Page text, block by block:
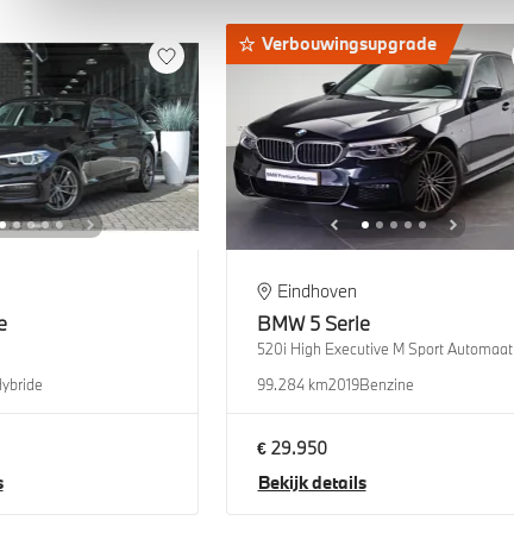
Verbouwingsupgrade
Eindhoven
BMW 5 Serie
520i High Executive M Sport Automaat
99.284 km2019Benzine
€ 29.950
Bekijk details